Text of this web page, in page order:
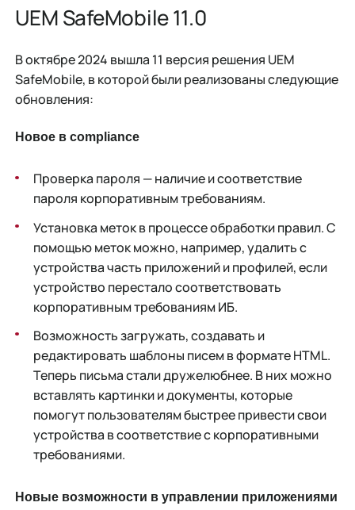
UEM SafeMobile 11.0
В октябре 2024 вышла 11 версия решения UEM
SafeMobile, в которой были реализованы следующие
обновления:
Новое в compliance
Проверка пароля — наличие и соответствие
пароля корпоративным требованиям.
Установка меток в процессе обработки правил. С
помощью меток можно, например, удалить с
устройства часть приложений и профилей, если
устройство перестало соответствовать
корпоративным требованиям ИБ.
Возможность загружать, создавать и
редактировать шаблоны писем в формате HTML.
Теперь письма стали дружелюбнее. В них можно
вставлять картинки и документы, которые
помогут пользователям быстрее привести свои
устройства в соответствие с корпоративными
требованиями.
Новые возможности в управлении приложениями